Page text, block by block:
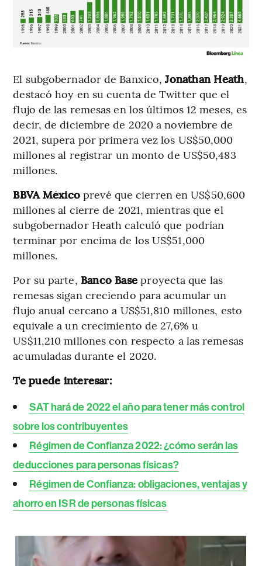
El subgobernador de Banxico,Jonathan Heath,
destacó hoy en su cuenta de Twitter que el
flujo de las remesas en los últimos 12 meses, es
decir, de diciembre de 2020 a noviembre de
2021, supera por primera vez los US$50,000
millones al registrar un monto de US$50,483
millones.
BBVA México prevé que cierren en US$50,600
millones al cierre de 2021, mientras que el
subgobernador Heath calculó que podrían
terminar por encima de los US$51,000
millones.
Por su parte, Banco Base proyecta que las
remesas sigan creciendo para acumular un
flujo anual cercano a US$51,810 millones, esto
equivale a un crecimiento de 27,6% u
US$11,210 millones con respecto a las remesas
acumuladas durante el 2020.
Te puede interesar:
SAT hará de 2022 el año para tener más control
sobre los contribuyentes
Régimen de Confianza 2022: ¿cómo serán las
deducciones para personas físicas?
Régimen de Confianza: obligaciones, ventajas y
ahorro en ISR de personas físicas